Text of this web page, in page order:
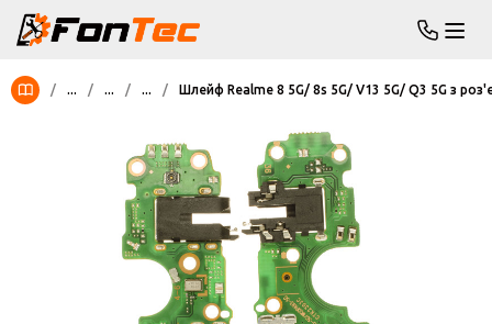
/ ... / ... / ... / Шлейф Realme 8 5G/ 8s 5G/ V13 5G/ Q3 5G з